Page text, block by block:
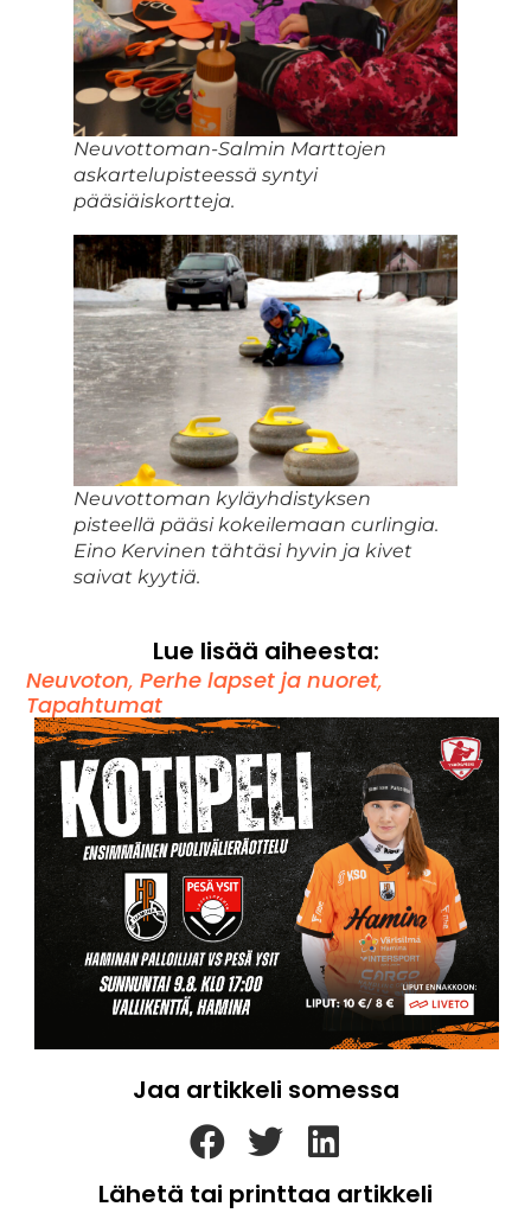
Neuvottoman-Salmin Marttojen
askartelupisteessä syntyi
pääsiäiskortteja.
Neuvottoman kyläyhdistyksen
pisteellä pääsi kokeilemaan curlingia.
Eino Kervinen tähtäsi hyvin ja kivet
saivat kyytiä.
Lue lisää aiheesta:
Neuvoton,Perhe lapset ja nuoret,
Tapahtumat
Jaa artikkeli somessa
Lähetä tai printtaa artikkeli